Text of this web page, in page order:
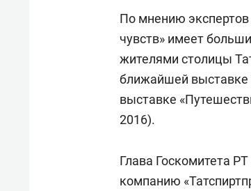
По мнению экспертов
чувств» имеет
жителями столицы
ближайшей выставке
выставке
2016).
Глава Госкомитета
компанию